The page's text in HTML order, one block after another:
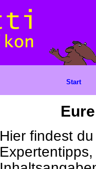
Hier findest
Start